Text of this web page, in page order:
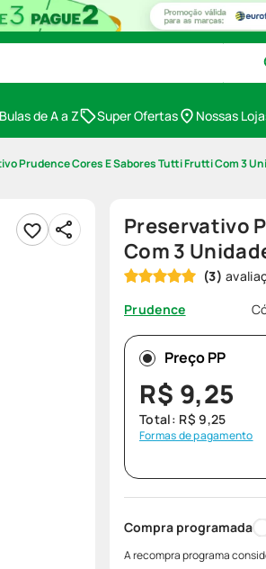
Bulas de A a Z Super Ofertas Nossas
Prudence Cores E Sabores Tutti Frutti Com 3
Preservativo
Com 3
(3)
Prudence
Preço PP
R$ 9,25
Total: R$ 9,25
Formas de pagamento
Compra programada
A recompra programa